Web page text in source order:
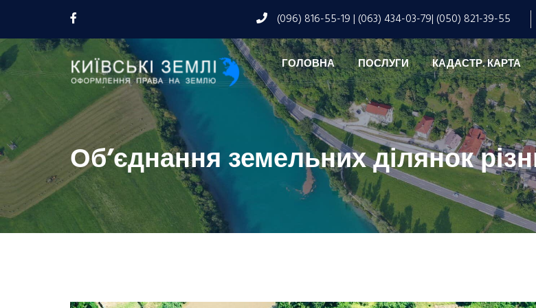
(096) 816-55-19 | (063) 434-03-79| (050) 821-39-55
ГОЛОВНА ПОСЛУГИ КАДАСТР. КАРТА
Об’єднання земельних ділянок